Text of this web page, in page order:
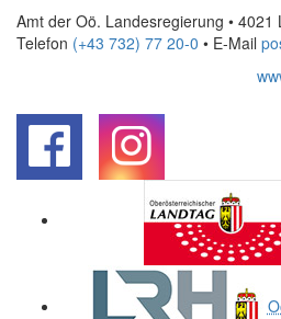
Amt der Oö. Landesregierung • 4021
Telefon (+43 732) 77 20-0 • E-Mail